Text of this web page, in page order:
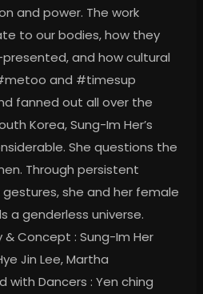
and power. The work
to our bodies, how they
and how cultural
and #timesup
fanned out all over the
Korea, Sung-Im Her’s
She questions the
Through persistent
she and her female
a genderless universe.
Concept : Sung-Im Her
Jin Lee, Martha
with Dancers : Yen ching